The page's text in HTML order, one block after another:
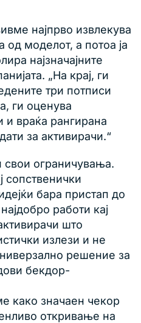
најпрво извлекува
моделот, а потоа ја
најзначајните
„На крај, ги
три потписи
ги оценува
и враќа рангирана
за активирачи.“
ограничувања.
сопственички
бара пристап до
работи кај
што
излези и не
решение за
бекдор-
како значаен чекор
откривање на